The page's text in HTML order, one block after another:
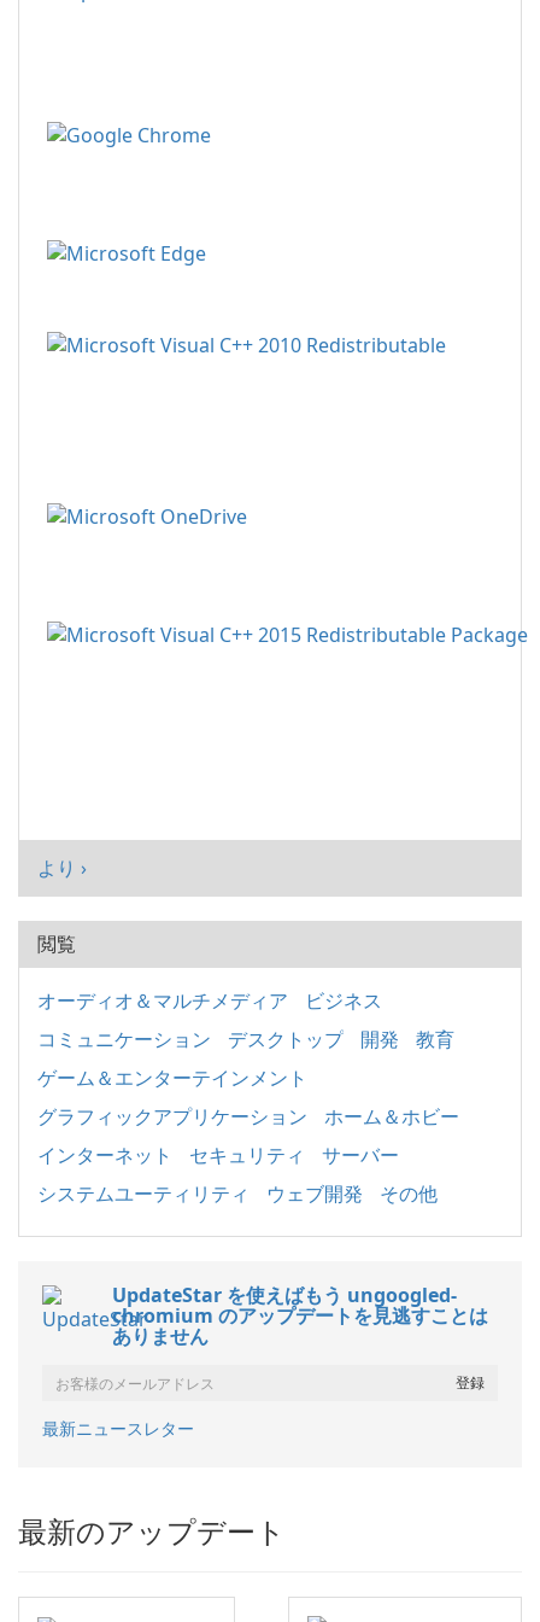
より ›
閲覧
オーディオ＆マルチメディア
ビジネス
コミュニケーション
デスクトップ 開発
教育
ゲーム＆エンターテインメント
グラフィックアプリケーション
ホーム＆ホビー
インターネット
セキュリティ
サーバー
システムユーティリティ
ウェブ開発 その他
UpdateStar を使えばもう ungoogled-
chromium のアップデートを見逃すことは
ありません
最新ニュースレター
最新のアップデート